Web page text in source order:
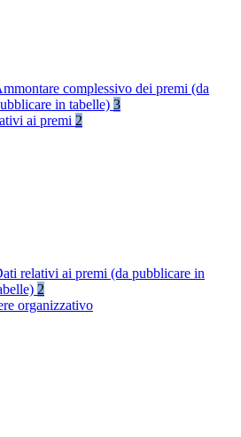
complessivo dei premi (da
in tabelle) 3
ai premi 2
relativi ai premi (da pubblicare in
2
organizzativo